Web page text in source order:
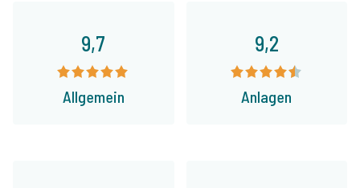
9,7
Allgemein
9,2
Anlagen